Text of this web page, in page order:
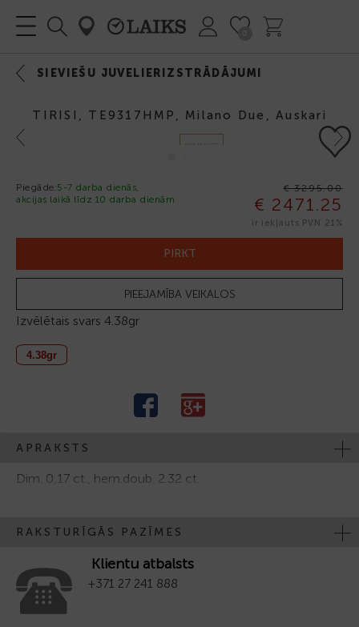
SIEVIEŠU JUVELIERIZSTRĀDĀJUMI
TIRISI, TE9317HMP, Milano Due, Auskari
Previous
DIMANTS
Next
Piegāde:5-7 darba dienās,
akcijas laikā līdz 10 darba dienām
€ 3295.00
€ 2471.25
ir iekļauts PVN 21%
PIRKT
PIEEJAMĪBA VEIKALOS
Izvēlētais svars 4.38gr
4.38gr
APRAKSTS
Dim. 0,17 ct., hem.doub. 2.32 ct.
RAKSTURĪGĀS PAZĪMES
Klientu atbalsts
+371 27 241 888